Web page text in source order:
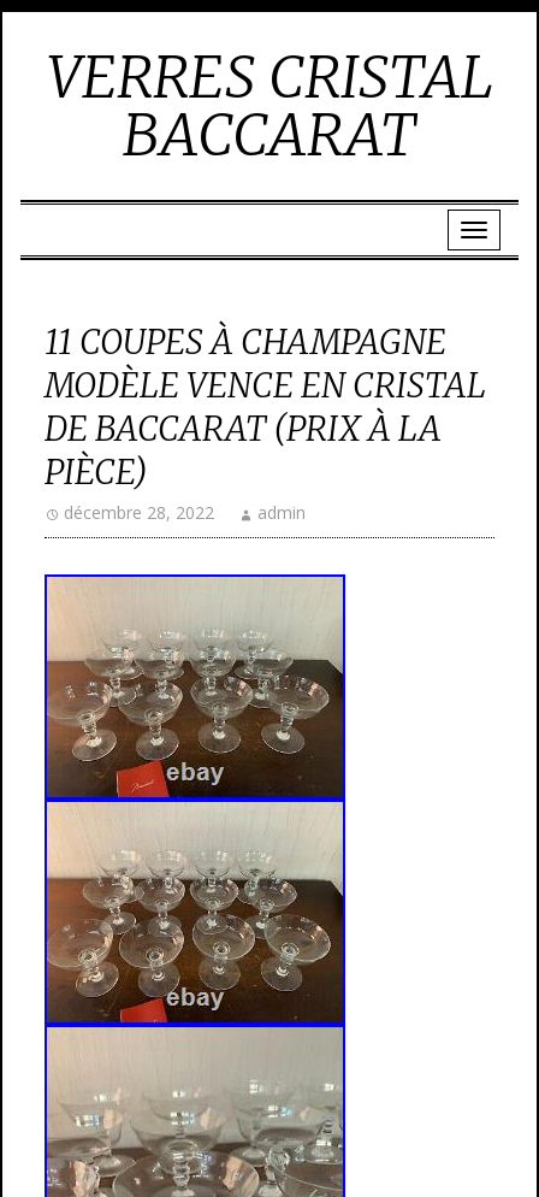
VERRES CRISTAL
BACCARAT
11 COUPES À CHAMPAGNE
MODÈLE VENCE EN CRISTAL
DE BACCARAT (PRIX À LA
PIÈCE)
décembre 28, 2022 admin